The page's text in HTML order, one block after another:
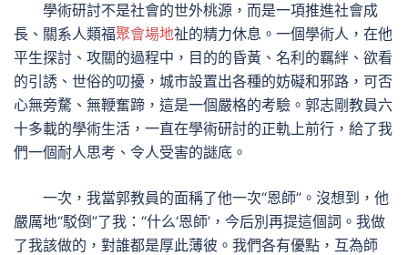
學術研討不是社會的世外桃源，而是一項推進社會成
長、關系人類福聚會場地祉的精力休息。一個學術人，在他
平生探討、攻關的過程中，目的的昏黃、名利的羈絆、欲看
的引誘、世俗的叨擾，城市設置出各種的妨礙和邪路，可否
心無旁騖、無鞭奮蹄，這是一個嚴格的考驗。郭志剛教員六
十多載的學術生活，一直在學術研討的正軌上前行，給了我
們一個耐人思考、令人受害的謎底。
一次，我當郭教員的面稱了他一次“恩師”。沒想到，他
嚴厲地“駁倒”了我：“什么‘恩師’，今后別再提這個詞。我做
了我該做的，對誰都是厚此薄彼。我們各有優點，互為師